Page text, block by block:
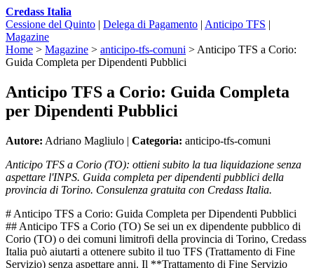
Credass Italia
Cessione del Quinto | Delega di Pagamento | Anticipo TFS |
Magazine
Home > Magazine > anticipo-tfs-comuni > Anticipo TFS a Corio:
Guida Completa per Dipendenti Pubblici
Anticipo TFS a Corio: Guida Completa
per Dipendenti Pubblici
Autore: Adriano Magliulo | Categoria: anticipo-tfs-comuni
Anticipo TFS a Corio (TO): ottieni subito la tua liquidazione senza
aspettare l'INPS. Guida completa per dipendenti pubblici della
provincia di Torino. Consulenza gratuita con Credass Italia.
# Anticipo TFS a Corio: Guida Completa per Dipendenti Pubblici
## Anticipo TFS a Corio (TO) Se sei un ex dipendente pubblico di
Corio (TO) o dei comuni limitrofi della provincia di Torino, Credass
Italia può aiutarti a ottenere subito il tuo TFS (Trattamento di Fine
Servizio) senza aspettare anni. Il **Trattamento di Fine Servizio